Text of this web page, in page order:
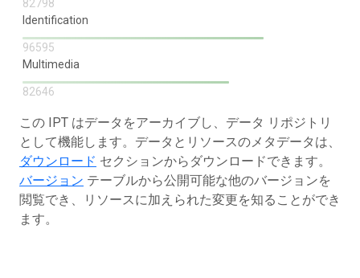
82798
Identification
96595
Multimedia
82646
この IPT はデータをアーカイブし、データ リポジトリ
として機能します。データとリソースのメタデータは、
ダウンロード セクションからダウンロードできます。
バージョン テーブルから公開可能な他のバージョンを
閲覧でき、リソースに加えられた変更を知ることができ
ます。